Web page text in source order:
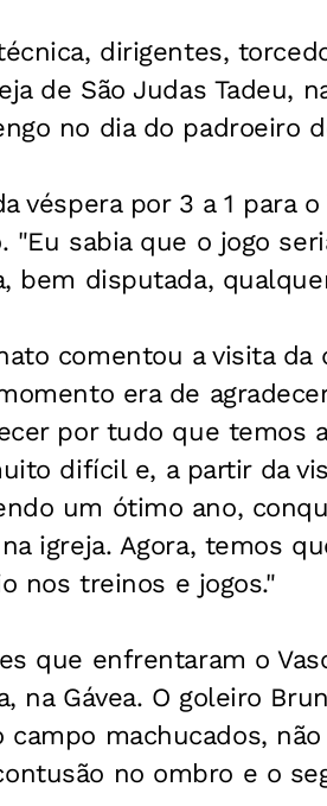
dirigentes,
de São Judas Tadeu,
no dia do padroeiro
véspera por 3 a 1 para
"Eu sabia que o jogo
bem disputada,
comentou a visita
era de
por tudo que temos
difícil e, a partir da
um ótimo ano,
igreja. Agora, temos
nos treinos e jogos."
que enfrentaram o
na Gávea. O goleiro
campo machucados,
no ombro e o